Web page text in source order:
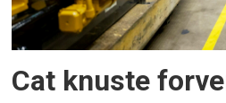
Cat knuste